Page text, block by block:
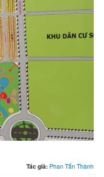
Tác giả: Phan Tấn Thành